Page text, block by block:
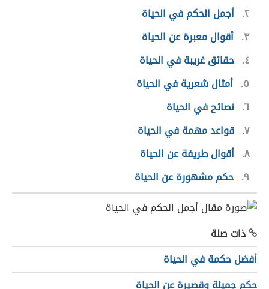
٢ أجمل الحكم في الحياة
٣ أقوال معبرة عن الحياة
٤ حقائق غريبة في الحياة
٥ أمثال شعرية في الحياة
٦ نصائح في الحياة
٧ قواعد مهمة في الحياة
٨ أقوال طريفة عن الحياة
٩ حكم مشهورة عن الحياة
ذات صلة
أفضل حكمة في الحياة
حكم جميلة وقصيرة عن الحياة